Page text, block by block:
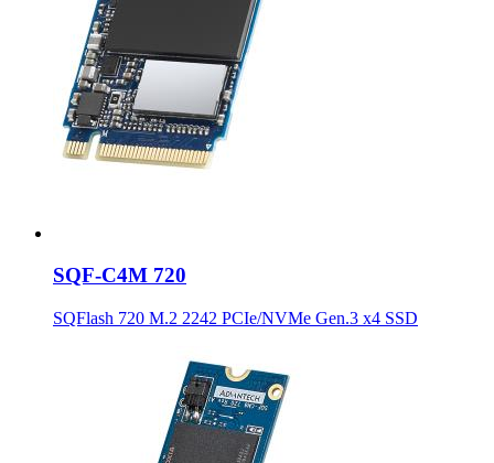
SQF-C4M 720
SQFlash 720 M.2 2242 PCIe/NVMe Gen.3 x4 SSD